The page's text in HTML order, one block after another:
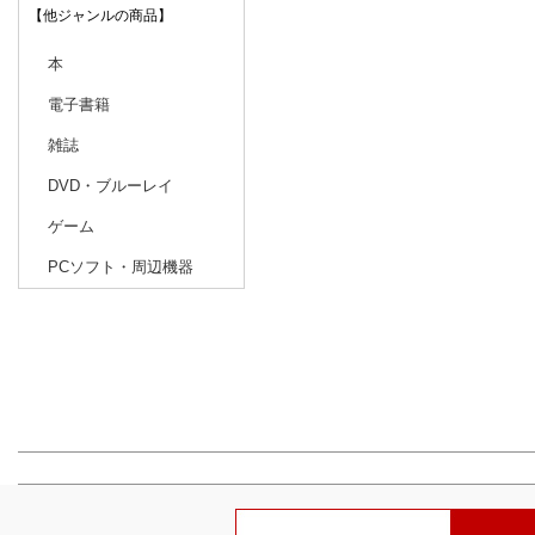
【他ジャンルの商品】
本
電子書籍
雑誌
DVD・ブルーレイ
ゲーム
PCソフト・周辺機器